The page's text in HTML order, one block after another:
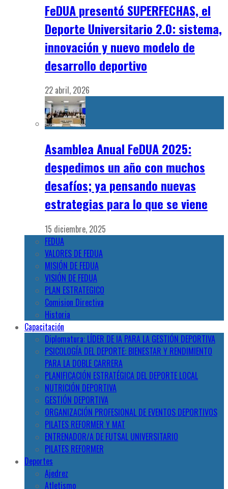
FeDUA presentó SUPERFECHAS, el
Deporte Universitario 2.0: sistema,
innovación y nuevo modelo de
desarrollo deportivo
22 abril, 2026
Asamblea Anual FeDUA 2025:
despedimos un año con muchos
desafíos; ya pensando nuevas
estrategias para lo que se viene
15 diciembre, 2025
FEDUA
VALORES DE FEDUA
MISIÓN DE FEDUA
VISIÓN DE FEDUA
PLAN ESTRATEGICO
Comision Directiva
Historia
Capacitación
Diplomatura: LÍDER DE IA PARA LA GESTIÓN DEPORTIVA
PSICOLOGÍA DEL DEPORTE: BIENESTAR Y RENDIMIENTO
PARA LA DOBLE CARRERA
PLANIFICACIÓN ESTRATÉGICA DEL DEPORTE LOCAL
NUTRICIÓN DEPORTIVA
GESTIÓN DEPORTIVA
ORGANIZACIÓN PROFESIONAL DE EVENTOS DEPORTIVOS
PILATES REFORMER Y MAT
ENTRENADOR/A DE FUTSAL UNIVERSITARIO
PILATES REFORMER
Deportes
Ajedrez
Atletismo